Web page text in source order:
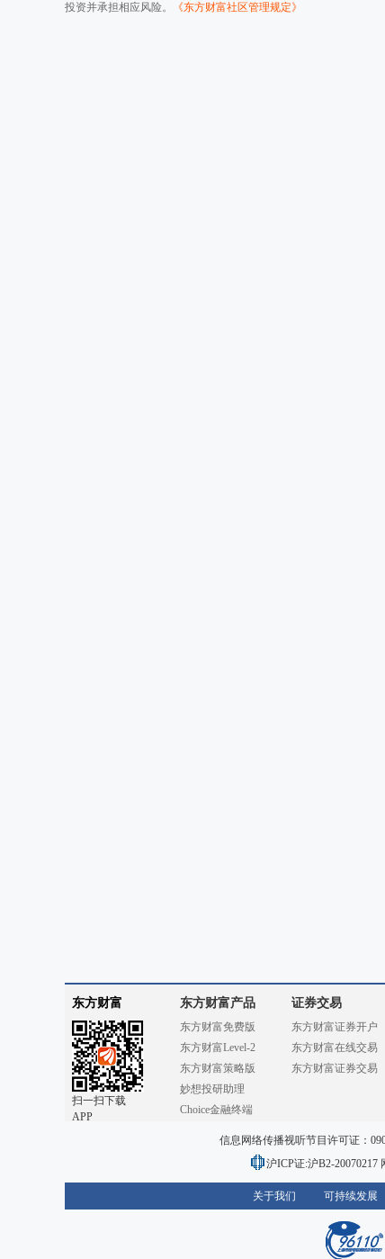
投资并承担相应风险。
《东方财富社区管理规定》
东方财富
扫一扫下载
APP
东方财富产品
东方财富免费版
东方财富Level-2
东方财富策略版
妙想投研助理
Choice金融终端
证券交易
东方财富证券开户
东方财富在线交易
东方财富证券交易
信息网络传播视听节目许可证：
沪ICP证:沪B2-20070217
关于我们 可持续发展